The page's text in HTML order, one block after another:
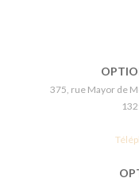
375, rue Mayor de